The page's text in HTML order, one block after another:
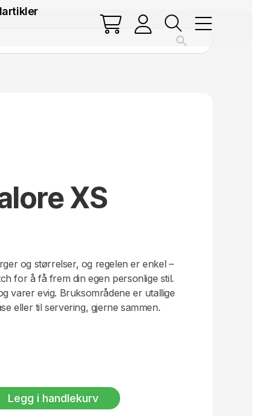
XS
og størrelser, og regelen er enkel –
for å få frem din egen personlige stil.
varer evig. Bruksområdene er utallige
eller til servering, gjerne sammen.
Legg i handlekurv